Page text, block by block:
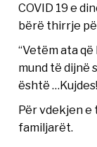
COVID 19 e
bërë thirrje
“Vetëm ata
mund të dijnë
është
Për vdekjen e
familjarët.